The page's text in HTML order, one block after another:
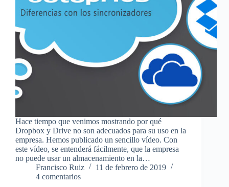
Hace tiempo que venimos mostrando por qué
Dropbox y Drive no son adecuados para su uso en la
empresa. Hemos publicado un sencillo vídeo. Con
este vídeo, se entenderá fácilmente, que la empresa
no puede usar un almacenamiento en la…
Francisco Ruiz
11 de febrero de 2019
4 comentarios